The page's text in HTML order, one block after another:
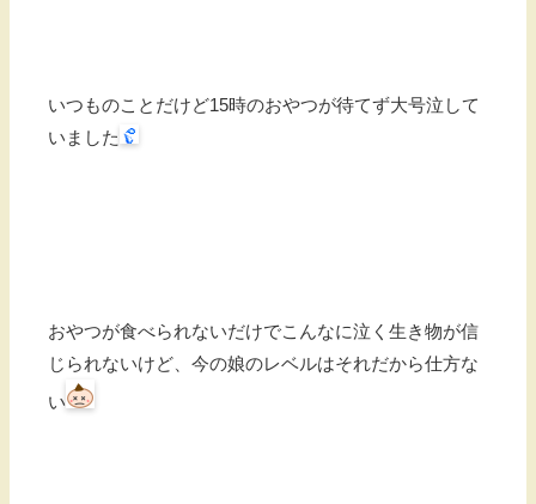
いつものことだけど15時のおやつが待てず大号泣して
いました
おやつが食べられないだけでこんなに泣く生き物が信
じられないけど、今の娘のレベルはそれだから仕方な
い